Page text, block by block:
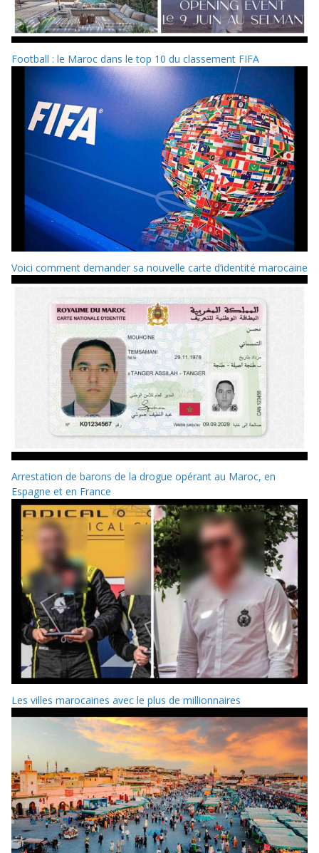
Football : le Maroc dans le top 10 du classement FIFA
Voici comment demander sa nouvelle carte d’identité marocaine
Arrestation de barons de la drogue opérant au Maroc, en
Espagne et en France
Les villes marocaines avec le plus de millionnaires